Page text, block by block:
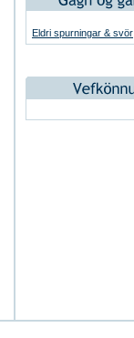
Eldri spurningar & svör